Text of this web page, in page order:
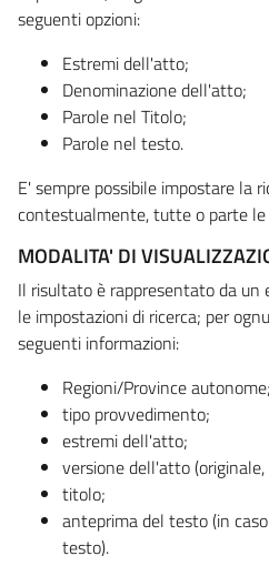
seguenti opzioni:
Estremi dell'atto;
Denominazione dell'atto;
Parole nel Titolo;
Parole nel testo.
E' sempre possibile impostare la
contestualmente, tutte o parte
MODALITA' DI
Il risultato è rappresentato da un
le impostazioni di ricerca; per
seguenti informazioni:
Regioni/Province autonome;
tipo provvedimento;
estremi dell'atto;
versione dell'atto
titolo;
anteprima del testo (in
testo).